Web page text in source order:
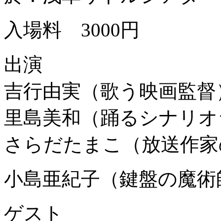
入場料 3000円
出演
吉行由実（歌う映画監督
里島美和（踊るシナリ
さらだたまこ（放送作
小島亜紀子（鍵盤の魔術
ゲスト